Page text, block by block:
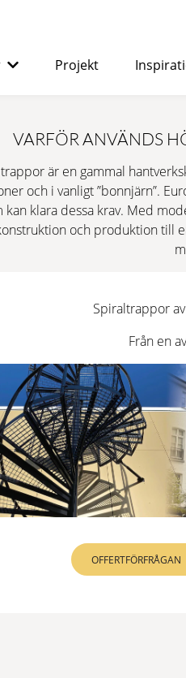
Lämplig
kontors-
LÄS
många
LÄS MER
Helt
LÄS MER
Projekt
VARFÖR ANVÄNDS
är en gammal
och i vanligt ”bonnjärn”.
kan klara dessa krav. Med
och produktion till
Spiraltrappor
Från en
OFFERTFÖRFRÅGAN